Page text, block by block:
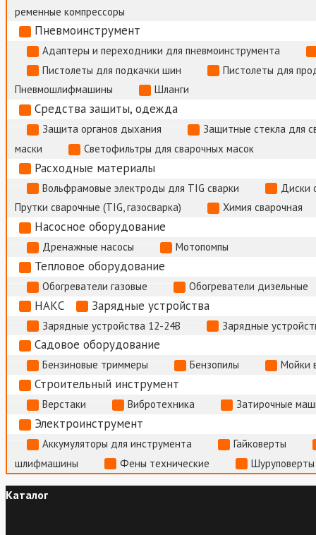
ременные компрессоры
Пневмоинструмент
Адаптеры и переходники для пневмоинструмента
Пистолеты для подкачки шин
Пистолеты для
Пневмошлифмашины
Шланги
Средства защиты, одежда
Защита органов дыхания
Защитные стекла для
маски
Светофильтры для сварочных масок
Расходные материалы
Вольфрамовые электроды для TIG сварки
Диски
Прутки сварочные (TIG, газосварка)
Химия сварочная
Насосное оборудование
Дренажные насосы Мотопомпы
Тепловое оборудование
Обогреватели газовые Обогреватели дизельные
НАКС Зарядные устройства
Зарядные устройства 12-24В Зарядные
Садовое оборудование
Бензиновые триммеры Бензопилы Мойки
Строительный инструмент
Верстаки Вибротехника Затирочные
Электроинструмент
Аккумуляторы для инструмента
Гайковерты
шлифмашины
Фены технические
Каталог